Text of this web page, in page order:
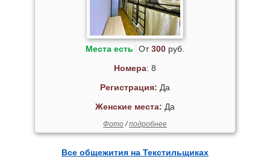
Места есть От300руб.
Номера: 8
Регистрация: Да
Женские места: Да
Фото/подробнее
Все общежития на Текстильщиках